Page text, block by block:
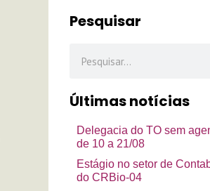
Pesquisar
Últimas notícias
Delegacia do TO sem
de 10 a 21/08
Estágio no setor de
do CRBio-04